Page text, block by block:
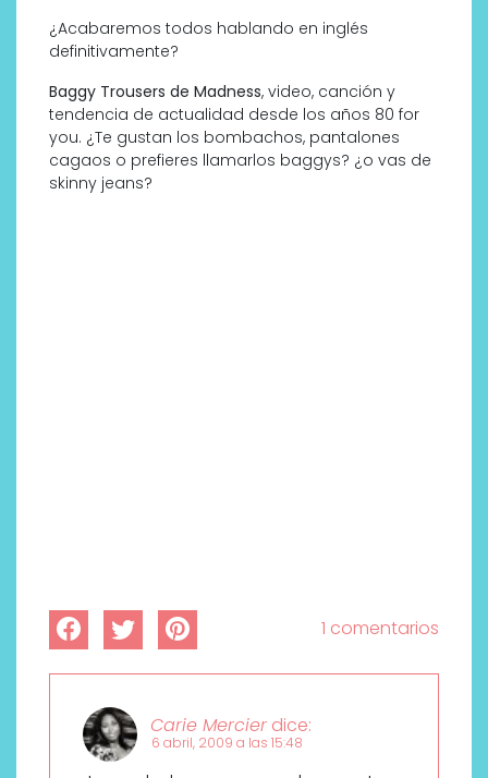
¿Acabaremos todos hablando en inglés
definitivamente?
Baggy Trousers de Madness, video, canción y
tendencia de actualidad desde los años 80 for
you. ¿Te gustan los bombachos, pantalones
cagaos o prefieres llamarlos baggys? ¿o vas de
skinny jeans?
1 comentarios
Carie Mercier dice:
6 abril, 2009 a las 15:48